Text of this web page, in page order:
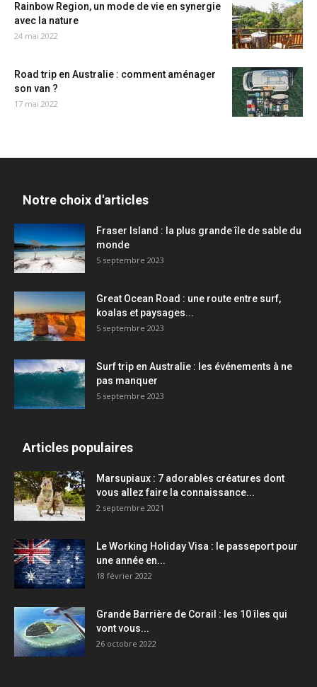
Rainbow Region, un mode de vie en synergie
avec la nature
24 mai 2022
Road trip en Australie : comment aménager
son van ?
17 mai 2022
Notre choix d'articles
Fraser Island : la plus grande île de sable du
monde
5 septembre 2023
Great Ocean Road : une route entre surf,
koalas et paysages...
5 septembre 2023
Surf trip en Australie : les événements à ne
pas manquer
5 septembre 2023
Articles populaires
Marsupiaux : 7 adorables créatures dont
vous allez faire la connaissance...
2 septembre 2021
Le Working Holiday Visa : le passeport pour
une année en...
18 février 2022
Grande Barrière de Corail : les 10 îles qui
vont vous...
26 octobre 2022